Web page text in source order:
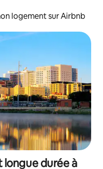
logement sur Airbnb
longue durée à